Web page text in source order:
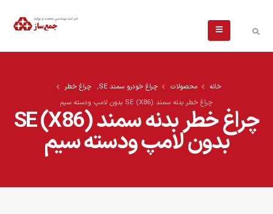
خانه محصولات چراغ خودرو سمند SE , چراغ خطر
چراغ خطر بدنه سمند (X86) SE بدون لامپ ودسته سیم
چراغ خطر بدنه سمند (X86) SE
بدون لامپ ودسته سیم